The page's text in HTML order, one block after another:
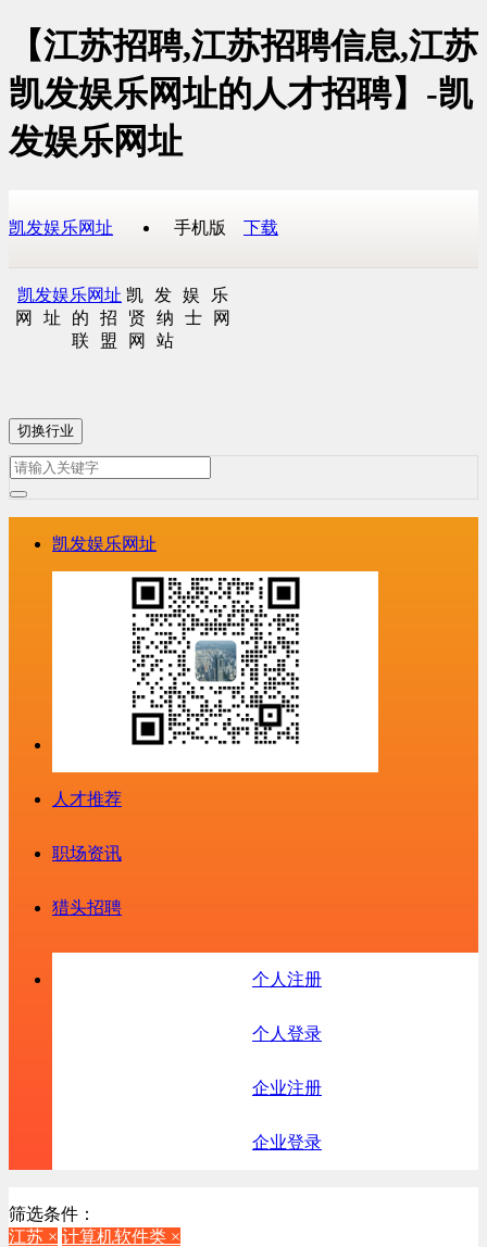
【江苏招聘,江苏招聘信息,江苏
凯发娱乐网址的人才招聘】-凯
发娱乐网址
凯发娱乐网址 手机版 下载
凯发娱乐网址 凯发娱乐
网址的招贤纳士网
联盟网站
切换行业
凯发娱乐网址
人才推荐
职场资讯
猎头招聘
个人注册
个人登录
企业注册
企业登录
筛选条件：
江苏 × 计算机软件类 ×